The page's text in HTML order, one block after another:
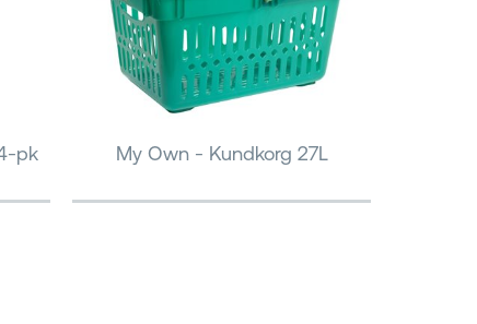
pk My Own - Kundkorg 27L